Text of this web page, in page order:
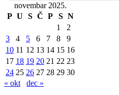
novembar 2025.
P U S Č P S N
1
2
3
4 5 6 7 8
9
10 11 12 13 14 15 16
17 18 19 20 21 22 23
24 25 26 27 28 29 30
« okt
dec »